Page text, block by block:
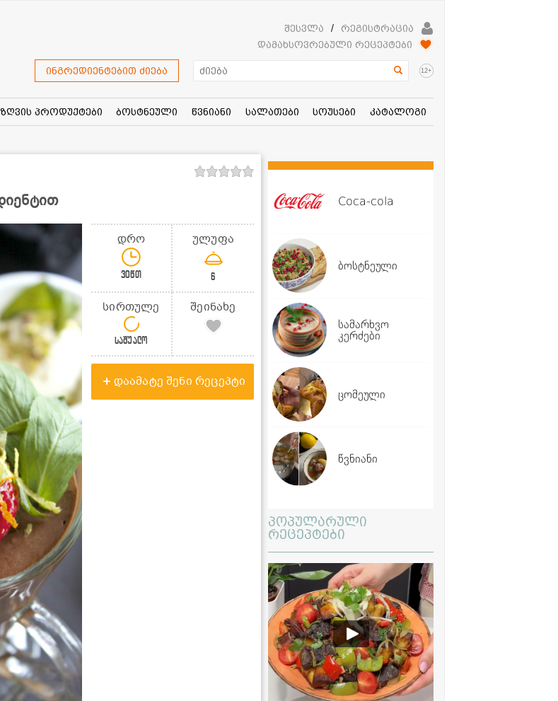
შესვლა /
რეგისტრაცია
დამახსოვრებული რეცეპტები
ინგრედიენტებით ძიება 12+
ზღვის პროდუქტები ბოსტნეული წვნიანი სალათები სოუსები კატალოგი
დრო
30წთ
ულუფა
6
სირთულე
საშუალო
შეინახე
დაამატე შენი რეცეპტი
Coca-cola
ბოსტნეული
სამარხვო
კერძები
ცომეული
წვნიანი
პოპულარული
რეცეპტები